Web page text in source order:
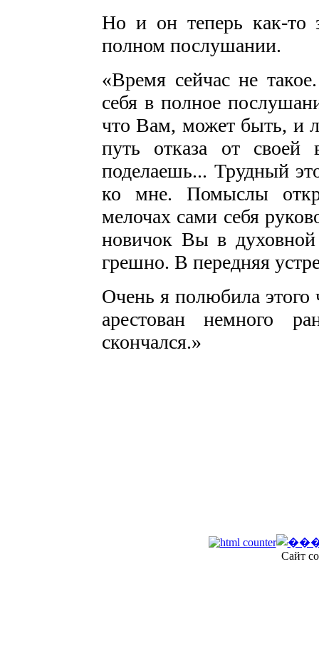
Но и он теперь как-то
полном послушании.
«Время сейчас не
себя в полное
что Вам, может быть, и
путь отказа от
поделаешь... Трудный
ко мне. Помыслы
мелочах сами себя
новичок Вы в
грешно. В передняя
Очень я полюбила этого
арестован немного
скончался.»
Сайт